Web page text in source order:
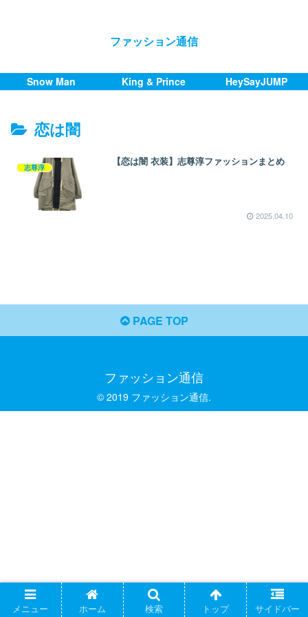
ファッション通信
Snow Man King & Prince HeySayJUMP
恋は闇
志尊淳 【恋は闇 衣装】志尊淳ファッションまとめ
2025.04.10
PAGE TOP
ファッション通信
© 2019 ファッション通信.
メニュー ホーム 検索 トップ サイドバー